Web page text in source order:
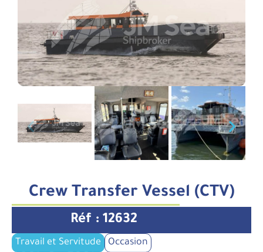
Crew Transfer Vessel (CTV)
Réf : 12632
Travail et Servitude Occasion